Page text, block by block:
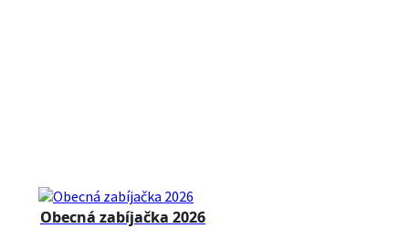
Obecná zabíjačka 2026